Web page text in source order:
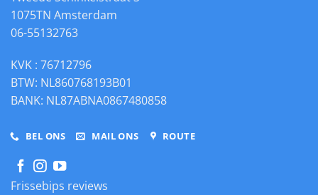
1075TN Amsterdam
06-55132763
KVK : 76712796
BTW: NL860768193B01
BANK: NL87ABNA0867480858
BEL ONS MAIL ONS ROUTE
Frissebips reviews